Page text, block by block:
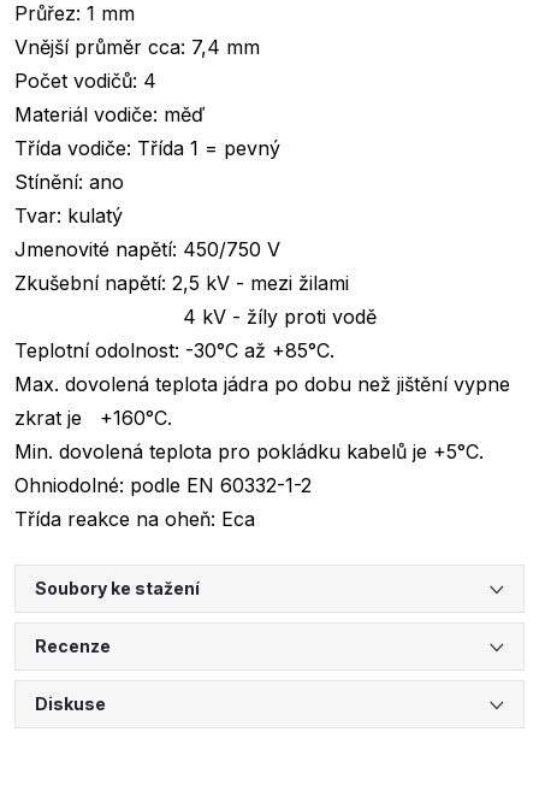
Průřez: 1 mm
Vnější průměr cca: 7,4 mm
Počet vodičů: 4
Materiál vodiče: měď
Třída vodiče: Třída 1 = pevný
Stínění: ano
Tvar: kulatý
Jmenovité napětí: 450/750 V
Zkušební napětí: 2,5 kV - mezi žilami
4 kV - žíly proti vodě
Teplotní odolnost: -30°C až +85°C.
Max. dovolená teplota jádra po dobu než jištění vypne
zkrat je +160°C.
Min. dovolená teplota pro pokládku kabelů je +5°C.
Ohniodolné: podle EN 60332-1-2
Třída reakce na oheň: Eca
Soubory ke stažení
Recenze
Diskuse